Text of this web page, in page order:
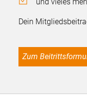
und vieles
Dein
Zum